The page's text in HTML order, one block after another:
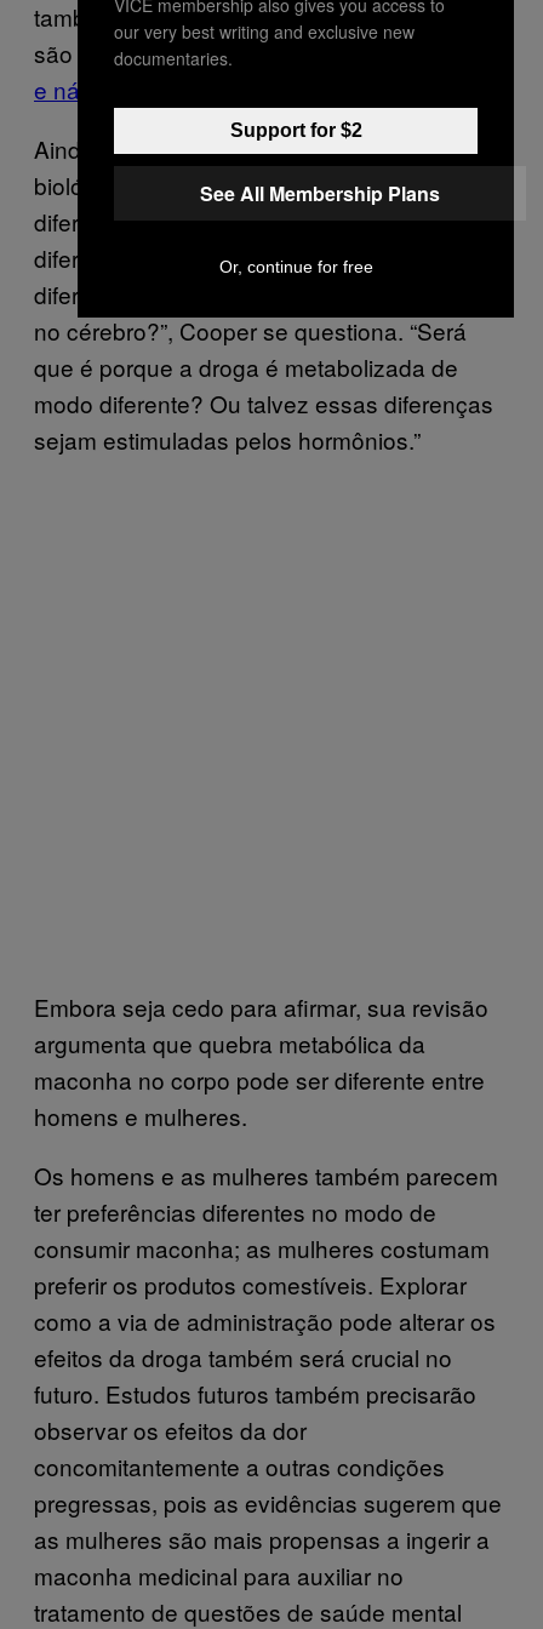
também aparentam ser mais fortes – e elas
são mais propensas a apresentar
e náuseas
Ainda não se sabe quais são os mecanismos
biológicos que levam a todas essas
diferenças. “O que está mediando essas
diferenças? Será que é porque temos
diferenças nos receptores de canabinoides
no cérebro?”, Cooper se questiona. “Será
que é porque a droga é metabolizada de
modo diferente? Ou talvez essas diferenças
sejam estimuladas pelos hormônios.”
Embora seja cedo para afirmar, sua revisão
argumenta que quebra metabólica da
maconha no corpo pode ser diferente entre
homens e mulheres.
Os homens e as mulheres também parecem
ter preferências diferentes no modo de
consumir maconha; as mulheres costumam
preferir os produtos comestíveis. Explorar
como a via de administração pode alterar os
efeitos da droga também será crucial no
futuro. Estudos futuros também precisarão
observar os efeitos da dor
concomitantemente a outras condições
pregressas, pois as evidências sugerem que
as mulheres são mais propensas a ingerir a
maconha medicinal para auxiliar no
tratamento de questões de saúde mental
our very best writing and exclusive new
documentaries.
Support for $2
See All Membership Plans
Or, continue for free